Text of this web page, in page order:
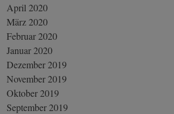
April 2020
März 2020
Februar 2020
Januar 2020
Dezember 2019
November 2019
Oktober 2019
September 2019